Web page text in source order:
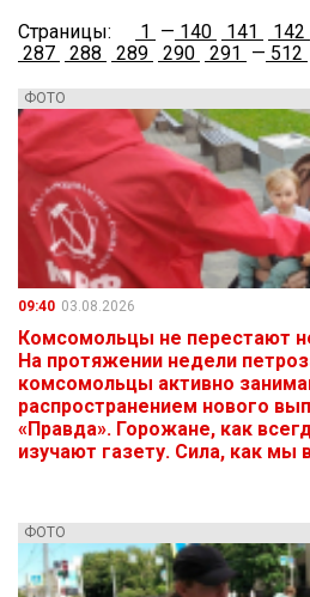
Страницы: 1 — 140 141 142
287
288 289 290 291 — 512
ФОТО
09:40 03.08.2026
Комсомольцы не перестают
На протяжении недели
комсомольцы активно
распространением нового
«Правда». Горожане, как
изучают газету. Сила, как мы
ФОТО